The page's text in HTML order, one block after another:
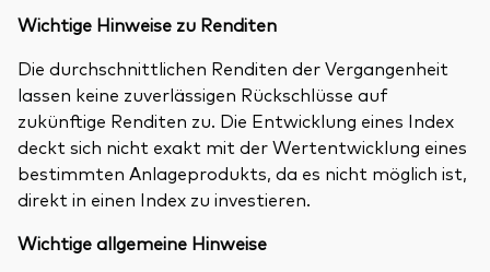
Wichtige Hinweise zu Renditen
Die durchschnittlichen Renditen der Vergangenheit
lassen keine zuverlässigen Rückschlüsse auf
zukünftige Renditen zu. Die Entwicklung eines Index
deckt sich nicht exakt mit der Wertentwicklung eines
bestimmten Anlageprodukts, da es nicht möglich ist,
direkt in einen Index zu investieren.
Wichtige allgemeine Hinweise